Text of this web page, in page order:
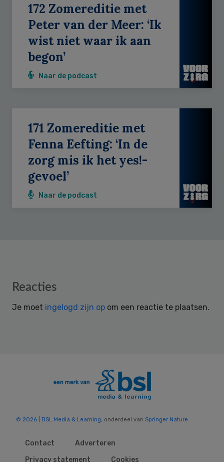
172 Zomereditie met
Peter van der Meer: ‘Ik
wist niet waar ik aan
begon’
Naar de podcast
171 Zomereditie met
Fenna Eefting: ‘In de
zorg mis ik het yes!-
gevoel’
Naar de podcast
Reader
Reacties
Je moet ingelogd zijn op om een reactie te plaatsen.
© 2026 | BSL Media & Learning , onderdeel van Springer Nature
Contact
Adverteren
Privacy statement
Cookies